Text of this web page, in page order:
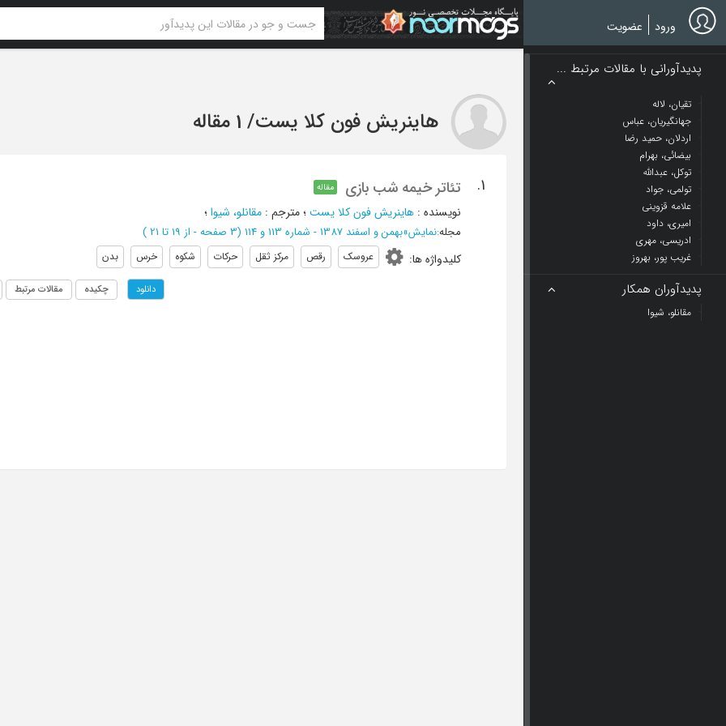
Skip
to
main
ورود عضویت
پدیدآورانی با مقالات مرتبط ...
تقیان، لاله
جهانگیریان، عباس
اردلان، حمید رضا
بیضائی، بهرام
توکل، عبدالله
تولمی، جواد
علامه قزوینی
امیری، داود
ادریسی، مهری
غریب پور، بهروز
پدیدآوران همکار
مقانلو، شیوا
هاینریش فون کلا یست/ 1 مقاله
1. تئاتر خیمه شب بازی مقاله
نویسنده : هاینریش فون کلا یست؛مترجم : مقانلو، شیوا؛
مجله:نمایش»بهمن و اسفند 1387 - شماره 113 و 114 (‎3 صفحه - از 19 تا 21 )
کلیدواژه ها: عروسک رقص مرکز ثقل حرکات شکوه خرس بدن
دانلود چکیده مقالات مرتبط